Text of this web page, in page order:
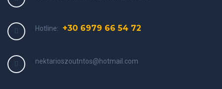
Hotline: +30 6979 66 54 72
nektarioszoutntos@hotmail.com